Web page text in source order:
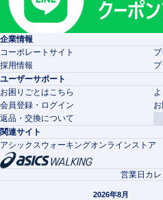
企業情報
コーポレートサイト
採用情報
ユーザーサポート
お困りごとはこちら
会員登録・ログイン
返品・交換について
関連サイト
アシックスウォーキングオンラインストア
営業日カ
2026年8月